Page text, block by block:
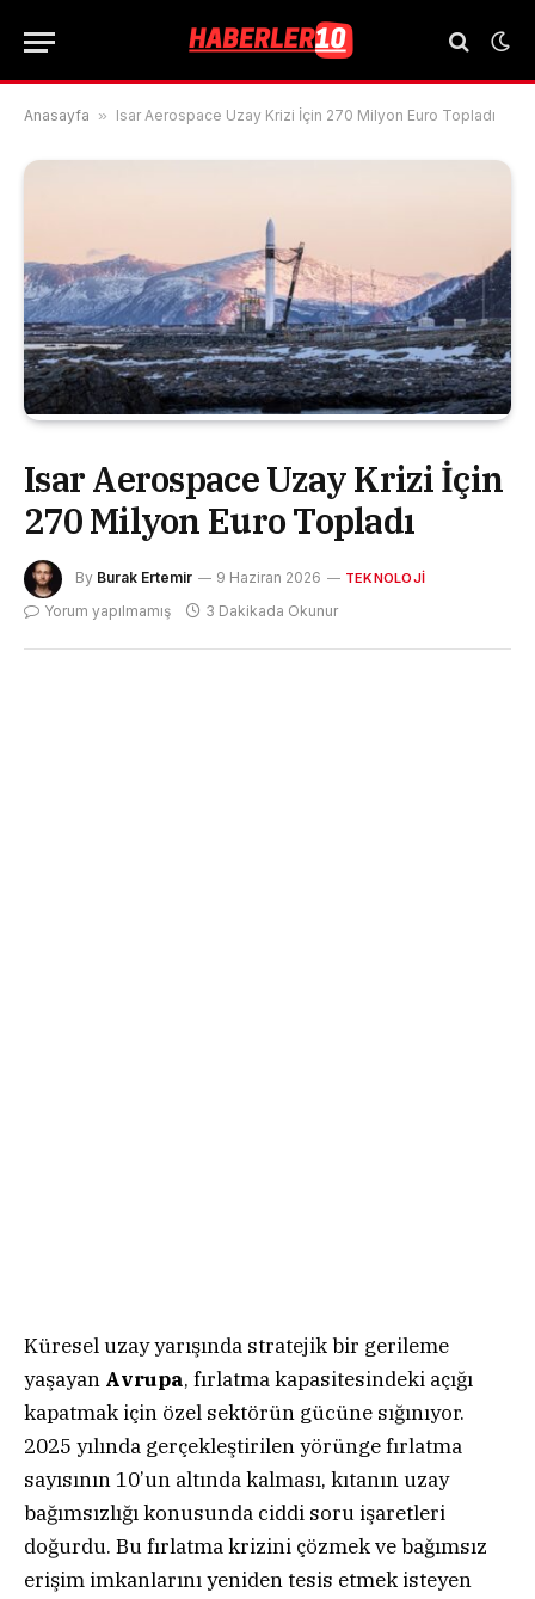
Anasayfa » Isar Aerospace Uzay Krizi İçin 270 Milyon Euro Topladı
Isar Aerospace Uzay Krizi İçin
270 Milyon Euro Topladı
By Burak Ertemir 9 Haziran 2026 TEKNOLOJI
Yorum yapılmamış 3 Dakikada Okunur
Küresel uzay yarışında stratejik bir gerileme
yaşayan Avrupa, fırlatma kapasitesindeki açığı
kapatmak için özel sektörün gücüne sığınıyor.
2025 yılında gerçekleştirilen yörünge fırlatma
sayısının 10’un altında kalması, kıtanın uzay
bağımsızlığı konusunda ciddi soru işaretleri
doğurdu. Bu fırlatma krizini çözmek ve bağımsız
erişim imkanlarını yeniden tesis etmek isteyen